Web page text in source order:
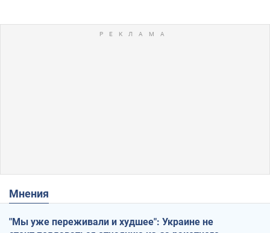
Мнения
"Мы уже переживали и худшее": Украине не